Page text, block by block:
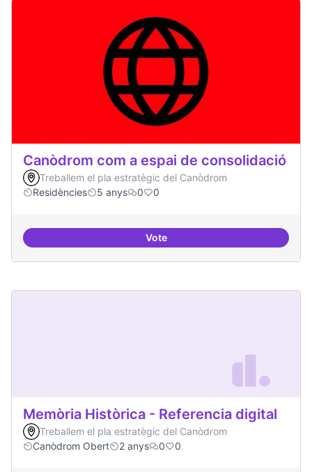
Canòdrom com a espai de consolidació
Treballem el pla estratègic del Canòdrom
Residències
5 anys 0 0
VoteCanòdrom com a espai de
Memòria Històrica - Referencia digital
Treballem el pla estratègic del Canòdrom
Canòdrom Obert
2 anys 0 0